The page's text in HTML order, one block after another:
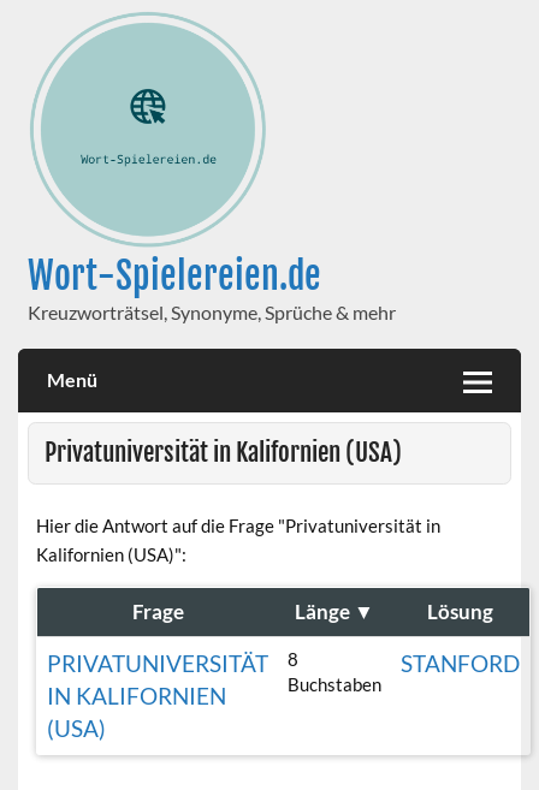
Wort-Spielereien.de
Kreuzworträtsel, Synonyme, Sprüche & mehr
Menü
Privatuniversität in Kalifornien (USA)
Hier die Antwort auf die Frage "Privatuniversität in
Kalifornien (USA)":
Frage Länge ▼ Lösung
PRIVATUNIVERSITÄT
IN KALIFORNIEN
(USA)
8
Buchstaben
STANFORD